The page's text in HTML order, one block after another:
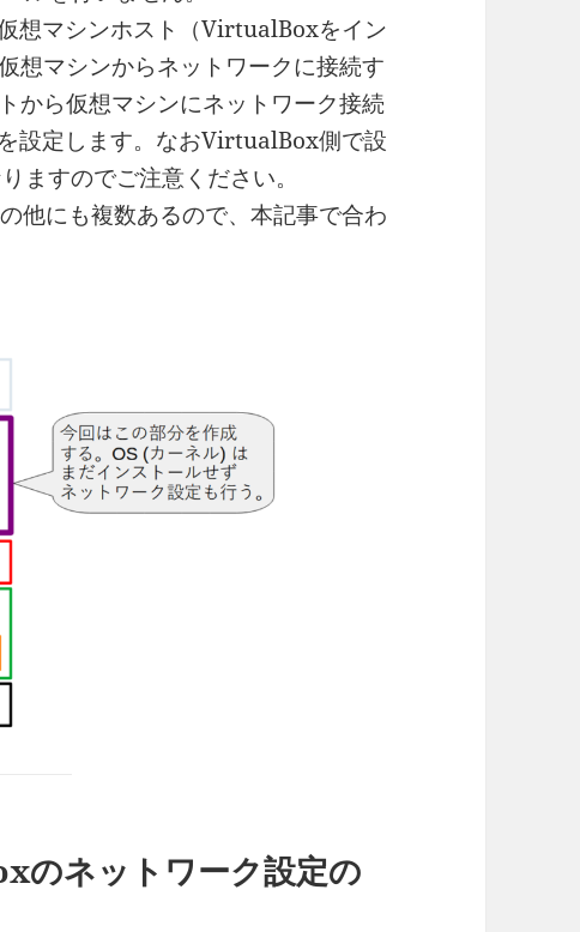
想マシンホスト（VirtualBoxをイン
想マシンからネットワークに接続す
から仮想マシンにネットワーク接続
設定します。なおVirtualBox側で設
ますのでご注意ください。
他にも複数あるので、本記事で合わ
ネットワーク設定の